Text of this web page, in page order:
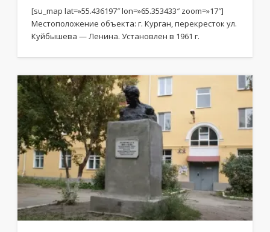
[su_map lat=»55.436197″ lon=»65.353433″ zoom=»17″]
Местоположение объекта: г. Курган, перекресток ул.
Куйбышева — Ленина. Установлен в 1961 г.